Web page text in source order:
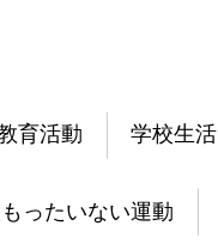
育活動 学校生活
ったいない運動